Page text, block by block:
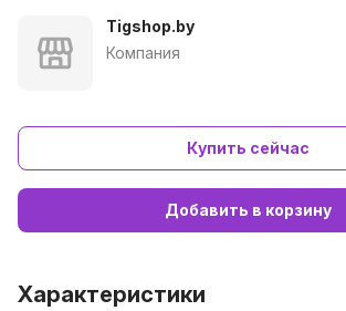
Tigshop.by
Компания
Купить сейчас
Добавить в корзину
Характеристики